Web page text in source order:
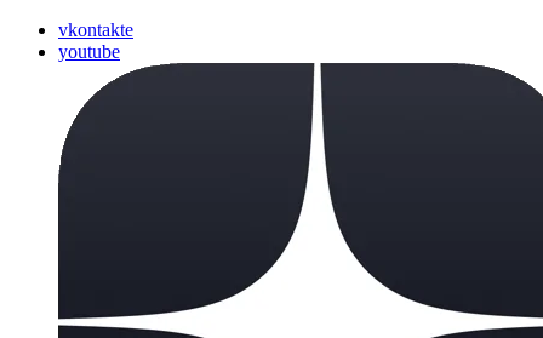
vkontakte
youtube